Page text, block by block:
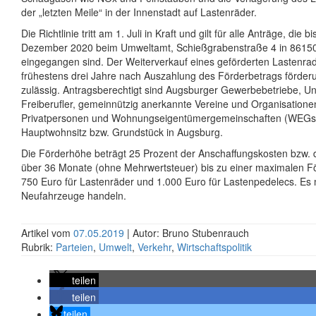
der „letzten Meile“ in der Innenstadt auf Lastenräder.
Die Richtlinie tritt am 1. Juli in Kraft und gilt für alle Anträge, die
Dezember 2020 beim Umweltamt, Schießgrabenstraße 4 in
eingegangen sind. Der Weiterverkauf eines geförderten
frühestens drei Jahre nach Auszahlung des Förderbetrags
zulässig. Antragsberechtigt sind Augsburger Gewerbebetriebe,
Freiberufler, gemeinnützig anerkannte Vereine und
Privatpersonen und Wohnungs­eigentümer­gemeinschaften
Hauptwohnsitz bzw. Grundstück in Augsburg.
Die Förderhöhe beträgt 25 Prozent der Anschaffungskosten bzw.
über 36 Monate (ohne Mehrwertsteuer) bis zu einer maximalen
750 Euro für Lastenräder und 1.000 Euro für Lastenpedelecs. Es
Neufahrzeuge handeln.
Artikel vom 07.05.2019 | Autor: Bruno Stubenrauch
Rubrik: Parteien, Umwelt, Verkehr, Wirtschaftspolitik
teilen
teilen